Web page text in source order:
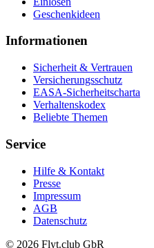
Geschenkideen
Informationen
Sicherheit & Vertrauen
Versicherungsschutz
EASA-Sicherheitscharta
Verhaltenskodex
Beliebte Themen
Service
Hilfe & Kontakt
Presse
Impressum
AGB
Datenschutz
© 2026 Flyt.club GbR